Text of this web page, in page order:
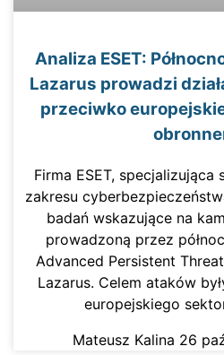
Analiza ESET:
Lazarus prowadzi
przeciwko
Firma ESET,
zakresu
badań wskazujące na
prowadzoną przez
Advanced Persistent
Lazarus. Celem ataków
europejskiego
Mateusz Kalina 26